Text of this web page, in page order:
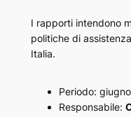
I rapporti intendono
politiche di
Italia.
Periodo:
Responsabile: